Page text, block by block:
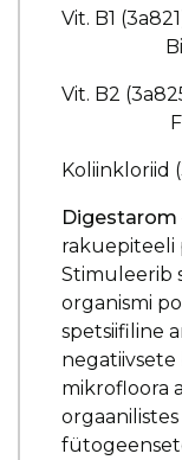
Vit.
Biotiin
Vit.
Digestarom
rakuepiteeli
Stimuleerib
organismi
spetsiifiline
mikrofloora